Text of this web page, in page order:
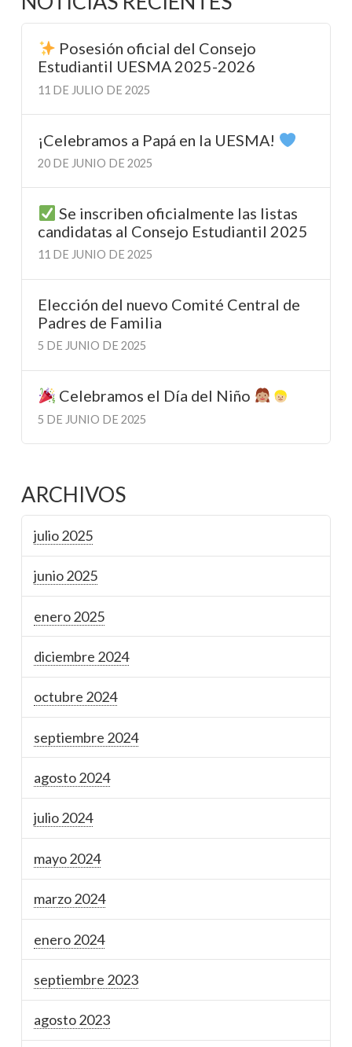
Posesión oficial del Consejo
Estudiantil UESMA 2025-2026
11 DE JULIO DE 2025
¡Celebramos a Papá en la UESMA!
20 DE JUNIO DE 2025
Se inscriben oficialmente las listas
candidatas al Consejo Estudiantil 2025
11 DE JUNIO DE 2025
Elección del nuevo Comité Central de
Padres de Familia
5 DE JUNIO DE 2025
Celebramos el Día del Niño
5 DE JUNIO DE 2025
ARCHIVOS
julio 2025
junio 2025
enero 2025
diciembre 2024
octubre 2024
septiembre 2024
agosto 2024
julio 2024
mayo 2024
marzo 2024
enero 2024
septiembre 2023
agosto 2023